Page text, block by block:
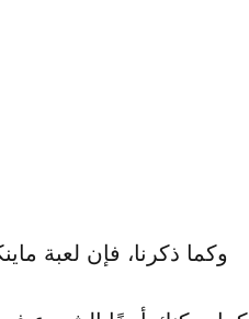
وكما ذكرنا، فإن لعبة